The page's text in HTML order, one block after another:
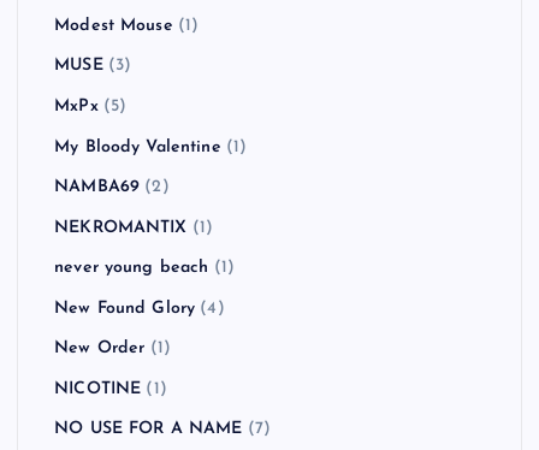
Modest Mouse (1)
MUSE(3)
MxPx(5)
My Bloody Valentine (1)
NAMBA69 (2)
NEKROMANTIX (1)
never young beach (1)
New Found Glory (4)
New Order (1)
NICOTINE (1)
NO USE FOR A NAME (7)